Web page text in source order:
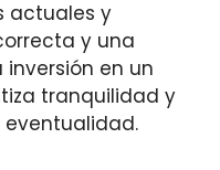
actuales y
y una
en un
tranquilidad y